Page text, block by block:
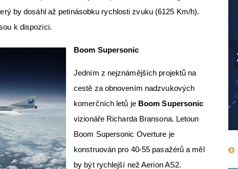
by dosáhl až petinásobku rychlosti zvuku (6125 Km/h).
k dispozici.
Boom Supersonic
Jedním z nejznámějších projektů na
cestě za obnovením nadzvukových
komerčních letů je Boom Supersonic
vizionáře Richarda Bransona. Letoun
Boom Supersonic Overture je
konstruován pro 40-55 pasažérů a měl
by být rychlejší než Aerion AS2.